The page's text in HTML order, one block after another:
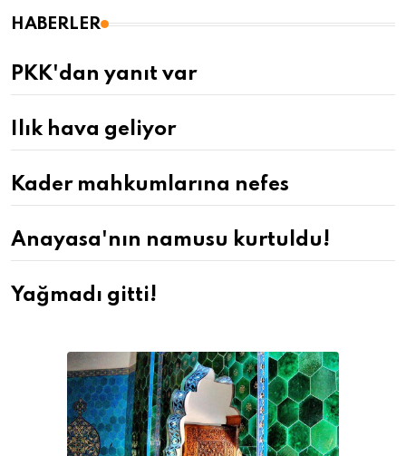
HABERLER
PKK'dan yanıt var
Ilık hava geliyor
Kader mahkumlarına nefes
Anayasa'nın namusu kurtuldu!
Yağmadı gitti!